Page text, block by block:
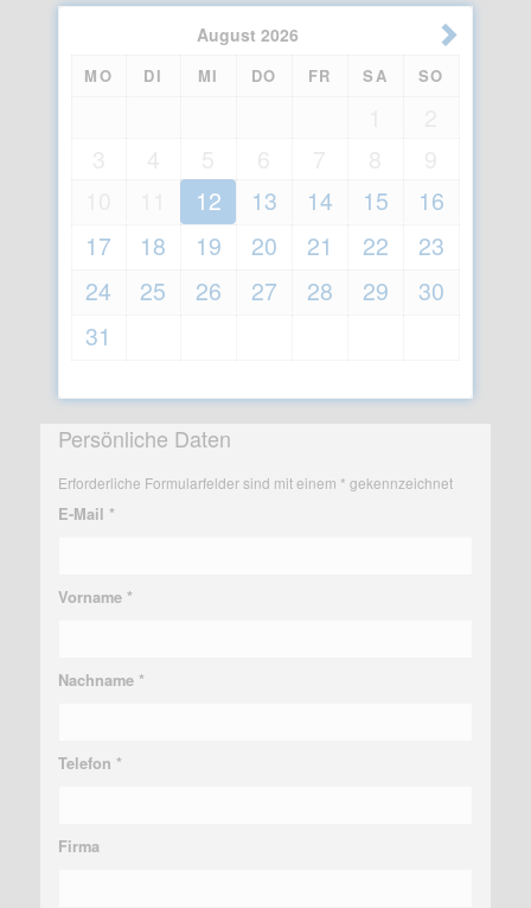
August 2026
MO DI MI DO FR SA SO
12 13 14 15
16
17
18 19 20 21 22
23
24
25 26 27 28 29
30
31
Persönliche Daten
Erforderliche Formularfelder sind mit einem * gekennzeichnet
E-Mail *
Vorname *
Nachname *
Telefon *
Firma